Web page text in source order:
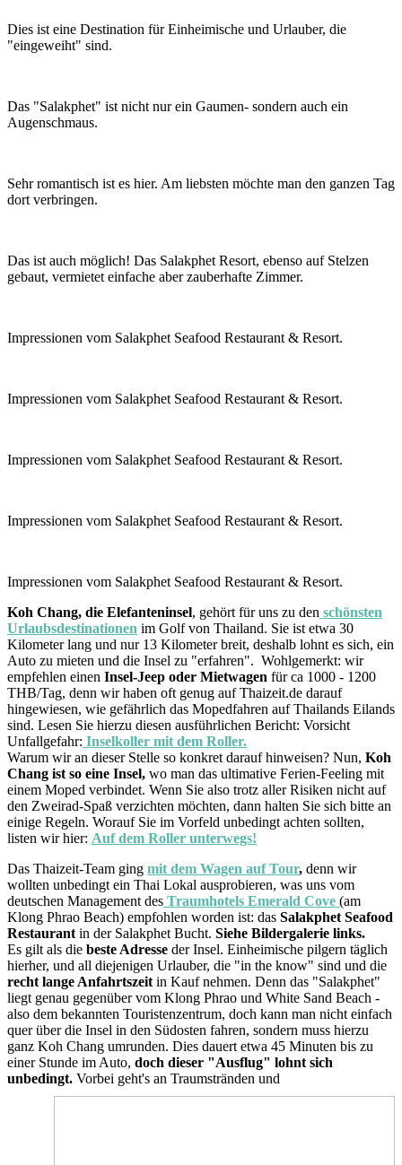
Dies ist eine Destination für Einheimische und Urlauber, die
"eingeweiht" sind.
Das "Salakphet" ist nicht nur ein Gaumen- sondern auch ein
Augenschmaus.
Sehr romantisch ist es hier. Am liebsten möchte man den ganzen Tag
dort verbringen.
Das ist auch möglich! Das Salakphet Resort, ebenso auf Stelzen
gebaut, vermietet einfache aber zauberhafte Zimmer.
Impressionen vom Salakphet Seafood Restaurant & Resort.
Impressionen vom Salakphet Seafood Restaurant & Resort.
Impressionen vom Salakphet Seafood Restaurant & Resort.
Impressionen vom Salakphet Seafood Restaurant & Resort.
Impressionen vom Salakphet Seafood Restaurant & Resort.
Koh Chang, die Elefanteninsel, gehört für uns zu den schönsten
Urlaubsdestinationen im Golf von Thailand. Sie ist etwa 30
Kilometer lang und nur 13 Kilometer breit, deshalb lohnt es sich, ein
Auto zu mieten und die Insel zu "erfahren". Wohlgemerkt: wir
empfehlen einen Insel-Jeep oder Mietwagen für ca 1000 - 1200
THB/Tag, denn wir haben oft genug auf Thaizeit.de darauf
hingewiesen, wie gefährlich das Mopedfahren auf Thailands Eilands
sind. Lesen Sie hierzu diesen ausführlichen Bericht: Vorsicht
Unfallgefahr: Inselkoller mit dem Roller.
Warum wir an dieser Stelle so konkret darauf hinweisen? Nun, Koh
Chang ist so eine Insel, wo man das ultimative Ferien-Feeling mit
einem Moped verbindet. Wenn Sie also trotz aller Risiken nicht auf
den Zweirad-Spaß verzichten möchten, dann halten Sie sich bitte an
einige Regeln. Worauf Sie im Vorfeld unbedingt achten sollten,
listen wir hier: Auf dem Roller unterwegs!
Das Thaizeit-Team ging mit dem Wagen auf Tour, denn wir
wollten unbedingt ein Thai Lokal ausprobieren, was uns vom
deutschen Management des Traumhotels Emerald Cove (am
Klong Phrao Beach) empfohlen worden ist: das Salakphet Seafood
Restaurant in der Salakphet Bucht. Siehe Bildergalerie links.
Es gilt als die beste Adresse der Insel. Einheimische pilgern täglich
hierher, und all diejenigen Urlauber, die "in the know" sind und die
recht lange Anfahrtszeit in Kauf nehmen. Denn das "Salakphet"
liegt genau gegenüber vom Klong Phrao und White Sand Beach -
also dem bekannten Touristenzentrum, doch kann man nicht einfach
quer über die Insel in den Südosten fahren, sondern muss hierzu
ganz Koh Chang umrunden. Dies dauert etwa 45 Minuten bis zu
einer Stunde im Auto, doch dieser "Ausflug" lohnt sich
unbedingt. Vorbei geht's an Traumstränden und